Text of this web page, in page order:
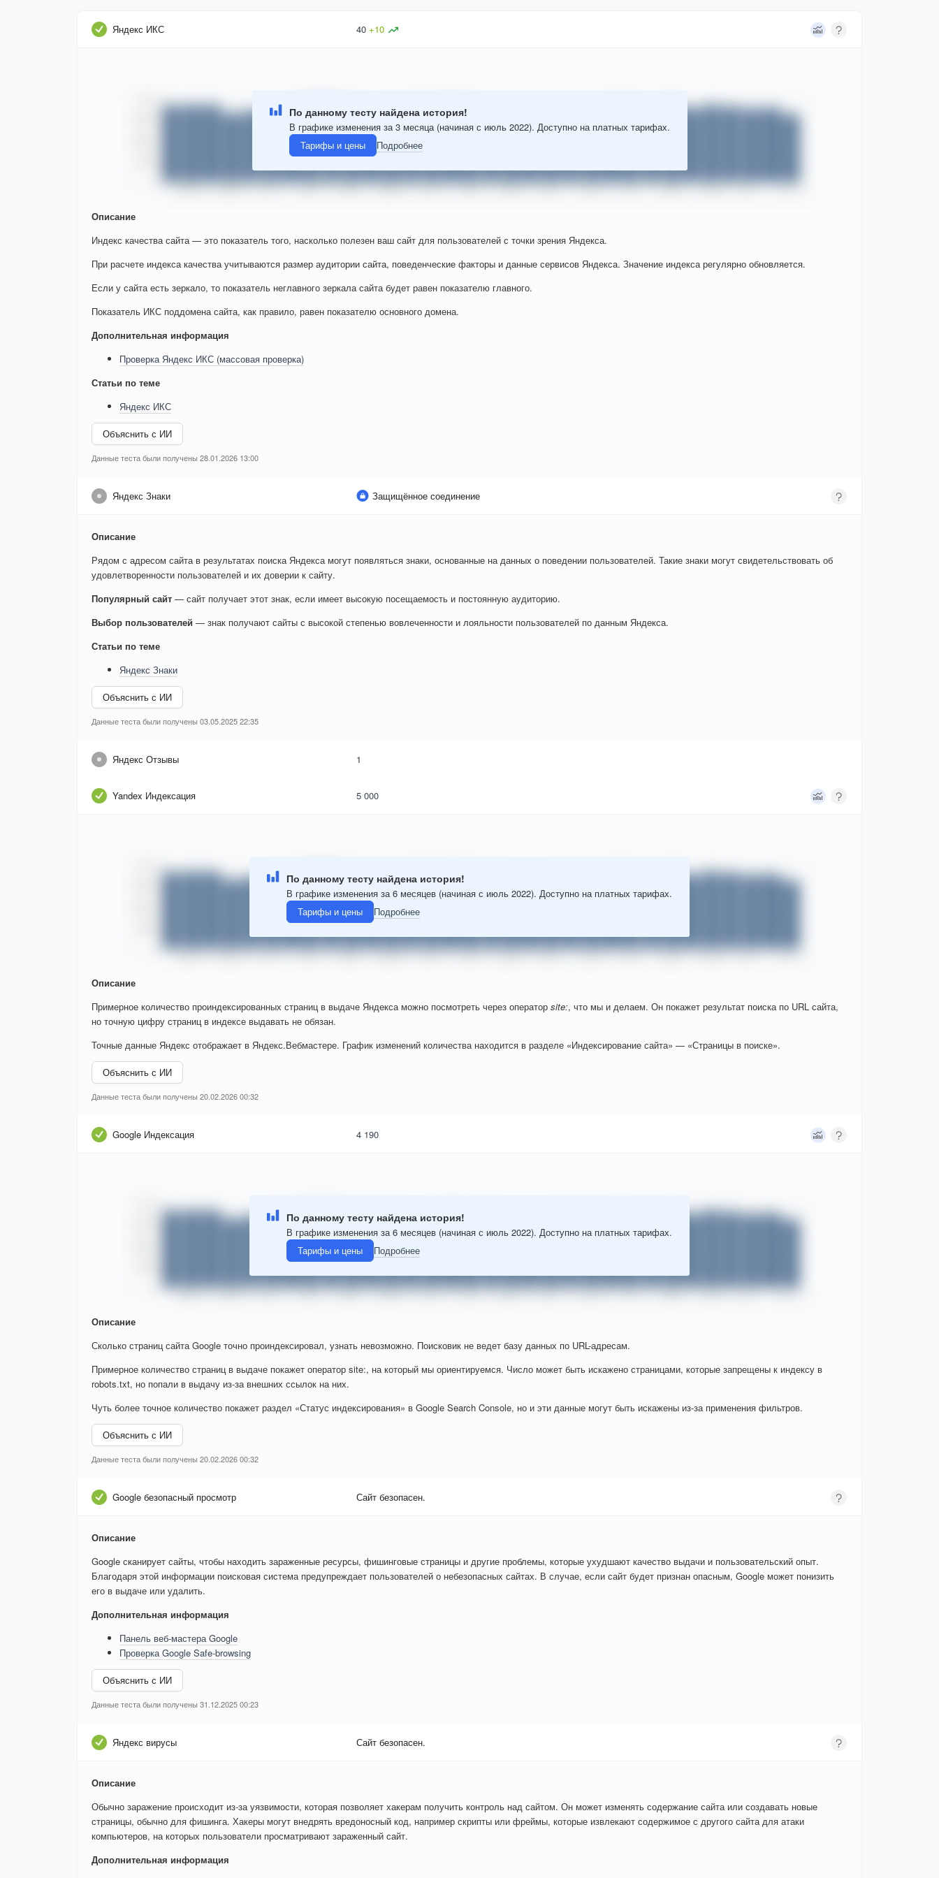
Яндекс ИКС 40+10
По данному тесту найдена история!
В графике изменения за 3 месяца (начиная с июль 2022). Доступно на платных тарифах.
Тарифы и цены
Подробнее
Описание
Индекс качества сайта — это показатель того, насколько полезен ваш сайт для пользователей с точки зрения Яндекса.
При расчете индекса качества учитываются размер аудитории сайта, поведенческие факторы и данные сервисов Яндекса. Значение индекса регулярно обновляется.
Если у сайта есть зеркало, то показатель неглавного зеркала сайта будет равен показателю главного.
Показатель ИКС поддомена сайта, как правило, равен показателю основного домена.
Дополнительная информация
Проверка Яндекс ИКС (массовая проверка)
Статьи по теме
Яндекс ИКС
Объяснить с ИИ
Данные теста были получены 28.01.2026 13:00
Яндекс Знаки Защищённое соединение
Описание
Рядом с адресом сайта в результатах поиска Яндекса могут появляться знаки, основанные на данных о поведении пользователей. Такие знаки могут свидетельствовать об
удовлетворенности пользователей и их доверии к сайту.
Популярный сайт — сайт получает этот знак, если имеет высокую посещаемость и постоянную аудиторию.
Выбор пользователей — знак получают сайты с высокой степенью вовлеченности и лояльности пользователей по данным Яндекса.
Статьи по теме
Яндекс Знаки
Объяснить с ИИ
Данные теста были получены 03.05.2025 22:35
Яндекс Отзывы 1
Yandex Индексация 5 000
По данному тесту найдена история!
В графике изменения за 6 месяцев (начиная с июль 2022). Доступно на платных тарифах.
Тарифы и цены
Подробнее
Описание
Примерное количество проиндексированных страниц в выдаче Яндекса можно посмотреть через оператор site:, что мы и делаем. Он покажет результат поиска по URL сайта,
но точную цифру страниц в индексе выдавать не обязан.
Точные данные Яндекс отображает в Яндекс.Вебмастере. График изменений количества находится в разделе «Индексирование сайта» — «Страницы в поиске».
Объяснить с ИИ
Данные теста были получены 20.02.2026 00:32
Google Индексация 4 190
По данному тесту найдена история!
В графике изменения за 6 месяцев (начиная с июль 2022). Доступно на платных тарифах.
Тарифы и цены
Подробнее
Описание
Сколько страниц сайта Google точно проиндексировал, узнать невозможно. Поисковик не ведет базу данных по URL-адресам.
Примерное количество страниц в выдаче покажет оператор site:, на который мы ориентируемся. Число может быть искажено страницами, которые запрещены к индексу в
robots.txt, но попали в выдачу из-за внешних ссылок на них.
Чуть более точное количество покажет раздел «Статус индексирования» в Google Search Console, но и эти данные могут быть искажены из-за применения фильтров.
Объяснить с ИИ
Данные теста были получены 20.02.2026 00:32
Google безопасный просмотр Сайт безопасен.
Описание
Google сканирует сайты, чтобы находить зараженные ресурсы, фишинговые страницы и другие проблемы, которые ухудшают качество выдачи и пользовательский опыт.
Благодаря этой информации поисковая система предупреждает пользователей о небезопасных сайтах. В случае, если сайт будет признан опасным, Google может понизить
его в выдаче или удалить.
Дополнительная информация
Панель веб-мастера Google
Проверка Google Safe-browsing
Объяснить с ИИ
Данные теста были получены 31.12.2025 00:23
Яндекс вирусы Сайт безопасен.
Описание
Обычно заражение происходит из-за уязвимости, которая позволяет хакерам получить контроль над сайтом. Он может изменять содержание сайта или создавать новые
страницы, обычно для фишинга. Хакеры могут внедрять вредоносный код, например скрипты или фреймы, которые извлекают содержимое с другого сайта для атаки
компьютеров, на которых пользователи просматривают зараженный сайт.
Дополнительная информация